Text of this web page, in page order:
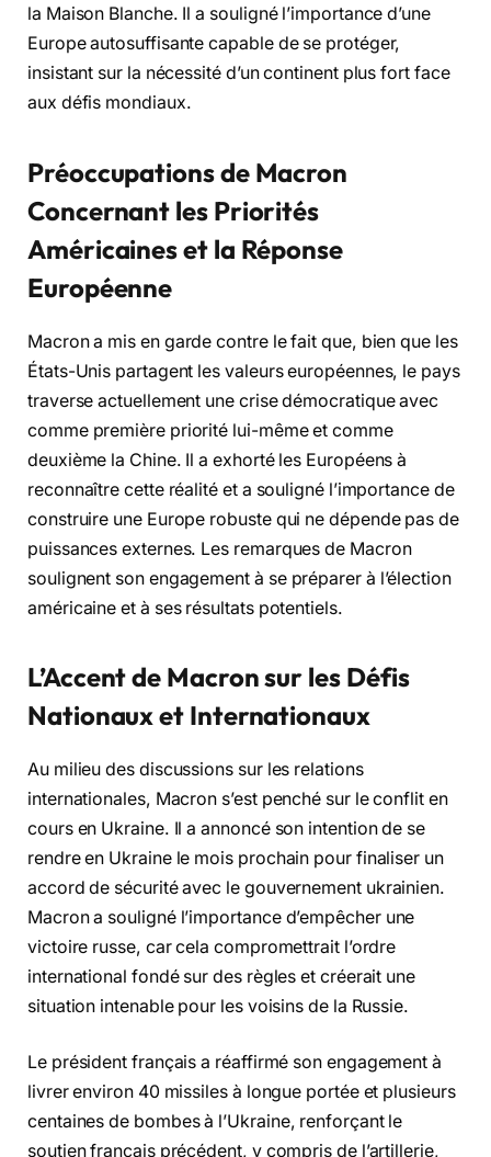
la Maison Blanche. Il a souligné l’importance d’une
Europe autosuffisante capable de se protéger,
insistant sur la nécessité d’un continent plus fort face
aux défis mondiaux.
Préoccupations de Macron
Concernant les Priorités
Américaines et la Réponse
Européenne
Macron a mis en garde contre le fait que, bien que les
États-Unis partagent les valeurs européennes, le pays
traverse actuellement une crise démocratique avec
comme première priorité lui-même et comme
deuxième la Chine. Il a exhorté les Européens à
reconnaître cette réalité et a souligné l’importance de
construire une Europe robuste qui ne dépende pas de
puissances externes. Les remarques de Macron
soulignent son engagement à se préparer à l’élection
américaine et à ses résultats potentiels.
L’Accent de Macron sur les Défis
Nationaux et Internationaux
Au milieu des discussions sur les relations
internationales, Macron s’est penché sur le conflit en
cours en Ukraine. Il a annoncé son intention de se
rendre en Ukraine le mois prochain pour finaliser un
accord de sécurité avec le gouvernement ukrainien.
Macron a souligné l’importance d’empêcher une
victoire russe, car cela compromettrait l’ordre
international fondé sur des règles et créerait une
situation intenable pour les voisins de la Russie.
Le président français a réaffirmé son engagement à
livrer environ 40 missiles à longue portée et plusieurs
centaines de bombes à l’Ukraine, renforçant le
soutien français précédent, y compris de l’artillerie,